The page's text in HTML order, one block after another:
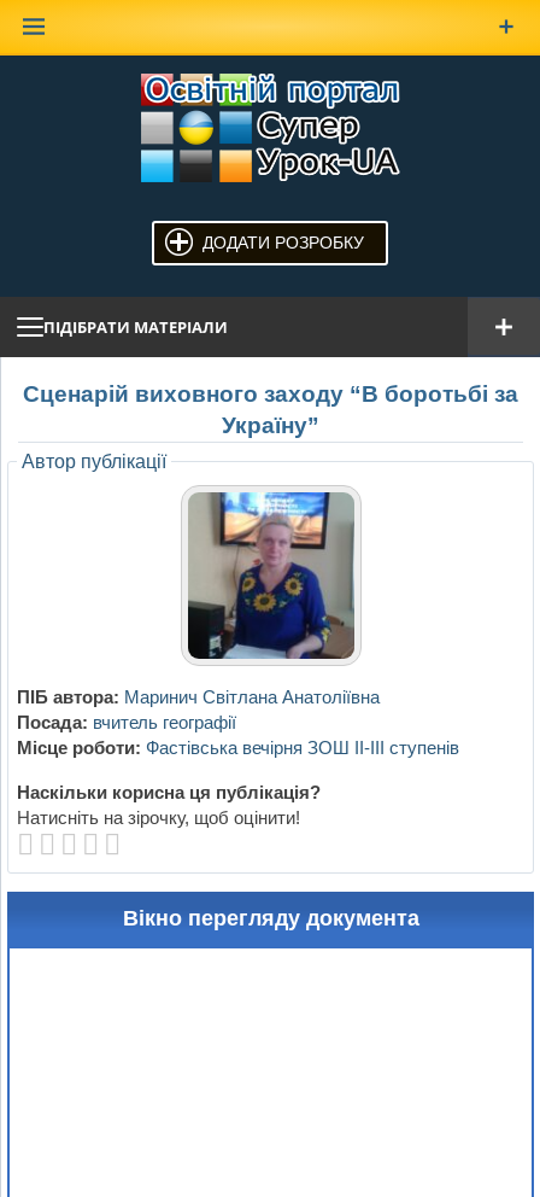
ДОДАТИ РОЗРОБКУ
ПІДІБРАТИ МАТЕРІАЛИ
Сценарій виховного заходу “В боротьбі за
Україну”
Автор публікації
ПІБ автора: Маринич Світлана Анатоліївна
Посада: вчитель географії
Місце роботи: Фастівська вечірня ЗОШ ІІ-ІІІ ступенів
Наскільки корисна ця публікація?
Натисніть на зірочку, щоб оцінити!
Вікно перегляду документа